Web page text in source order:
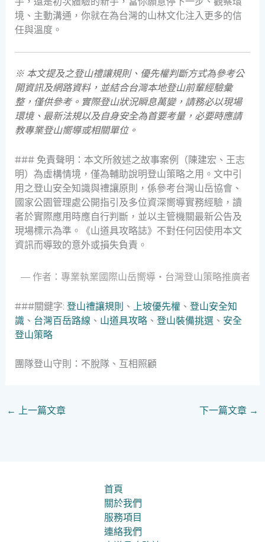
境、主動溝通，你就在為台灣的山林文化注入更多的信
任與溫度。
※ 本文提及之登山禮讓規則、優先權判斷方式為參考公
開資訊及網路資料，並結合台灣本地登山前輩經驗彙
整，僅供參考。實際登山狀況瞬息萬變，請務必以現場
環境、最新法規以及自身安全為首要考量，必要時應請
教專業登山嚮導或相關單位。
### 免責聲明：本文所敘述之故事案例（陳建宏、王志
明）為虛構情境，僅為輔助說明登山策略之用。文中引
用之登山安全知識與禮讓原則，係參考台灣山岳協會、
國家公園管理處公開指引及多位資深嚮導實務經驗，讀
者於實際應用時應自行判斷，並以主管機關最新公告及
現場標示為準。《山道具攻略誌》不對任何因使用本文
資訊而導致的意外或損失負責。
— 作者：專業執業國際山岳嚮導・台灣登山策略推廣者
###關鍵字: 登山禮讓規則 、 上坡優先權、 登山安全知
識、 台灣百岳路線 、 山道具攻略、 登山裝備挑選、 安全
登山策略
團隊登山守則：不脫隊、互相照顧
← 上一篇文章 下一篇文章 →
首頁
關於我們
服務項目
連絡我們